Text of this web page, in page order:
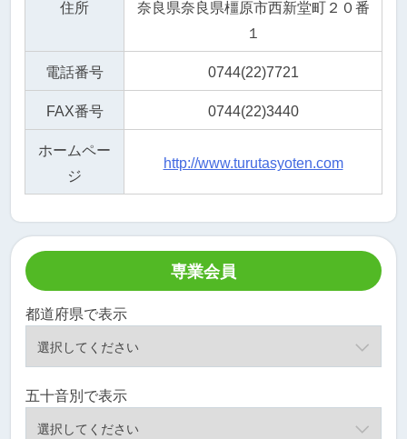
住所
奈良県奈良県橿原市西新堂町２０番
１
電話番号
0744(22)7721
FAX番号
0744(22)3440
ホームペー
ジ
http://www.turutasyoten.com
専業会員
都道府県で表示
五十音別で表示